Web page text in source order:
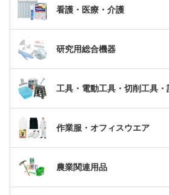
看護・医療・介護
研究用総合機器
工具・電動工具・切削工具・
作業服・オフィスウエア
農業関連用品